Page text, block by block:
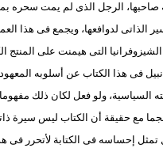
صاحبها، الرجل الذى لم يمت سحره
الذاتى لدوافعها، ويجمع فى
الشيزوفرانيا التى هيمنت على
فى هذا الكتاب عن أسلوبه
السياسية، ولو فعل لكان ذلك مفهوما
مع حقيقة أن الكتاب ليس سيرة
تمثل إحساسه فى الكتابة لأتحرر